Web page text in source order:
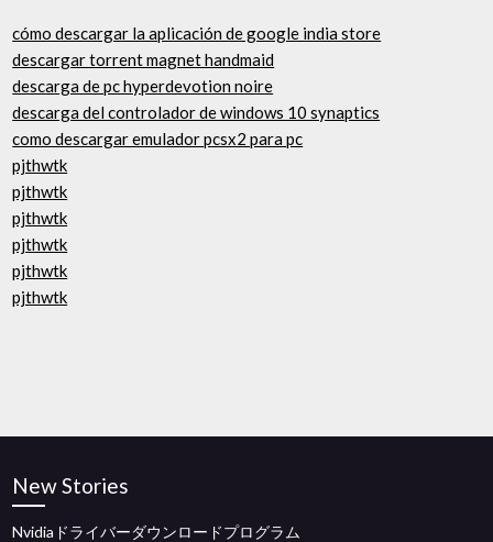
cómo descargar la aplicación de google india store
descargar torrent magnet handmaid
descarga de pc hyperdevotion noire
descarga del controlador de windows 10 synaptics
como descargar emulador pcsx2 para pc
pjthwtk
pjthwtk
pjthwtk
pjthwtk
pjthwtk
pjthwtk
New Stories
Nvidiaドライバーダウンロードプログラム